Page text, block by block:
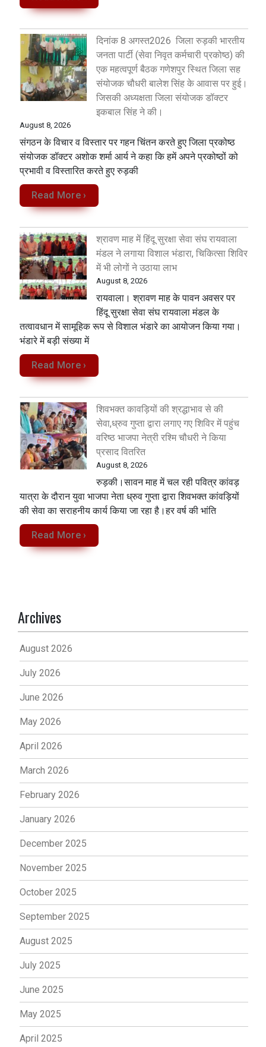
दिनांक 8 अगस्त2026 जिला रुड़की भारतीय
जनता पार्टी (सेवा निवृत कर्मचारी प्रकोष्ठ) की
एक महत्वपूर्ण बैठक गणेशपुर स्थित जिला सह
संयोजक चौधरी बालेश सिंह के आवास पर हुई।
जिसकी अध्यक्षता जिला संयोजक डॉक्टर
इकबाल सिंह ने की।
August 8, 2026
संगठन के विचार व विस्तार पर गहन चिंतन करते हुए जिला प्रकोष्ठ
संयोजक डॉक्टर अशोक शर्मा आर्य ने कहा कि हमें अपने प्रकोष्ठों को
प्रभावी व विस्तारित करते हुए रुड़की
Read More ›
श्रावण माह में हिंदू सुरक्षा सेवा संघ रायवाला
मंडल ने लगाया विशाल भंडारा, चिकित्सा शिविर
में भी लोगों ने उठाया लाभ
August 8, 2026
रायवाला। श्रावण माह के पावन अवसर पर
हिंदू सुरक्षा सेवा संघ रायवाला मंडल के
तत्वावधान में सामूहिक रूप से विशाल भंडारे का आयोजन किया गया।
भंडारे में बड़ी संख्या में
Read More ›
शिवभक्त कावड़ियों की श्रद्धाभाव से की
सेवा,ध्रुव गुप्ता द्वारा लगाए गए शिविर में पहुंच
वरिष्ठ भाजपा नेत्री रश्मि चौधरी ने किया
प्रसाद वितरित
August 8, 2026
रुड़की।सावन माह में चल रही पवित्र कांवड़
यात्रा के दौरान युवा भाजपा नेता ध्रुव गुप्ता द्वारा शिवभक्त कांवड़ियों
की सेवा का सराहनीय कार्य किया जा रहा है।हर वर्ष की भांति
Read More ›
Archives
August 2026
July 2026
June 2026
May 2026
April 2026
March 2026
February 2026
January 2026
December 2025
November 2025
October 2025
September 2025
August 2025
July 2025
June 2025
May 2025
April 2025